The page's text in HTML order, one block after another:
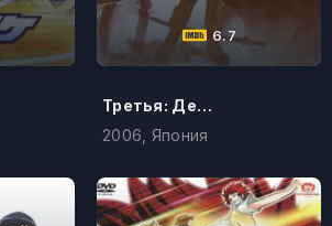
6.7
Третья: Девочка с голубыми глазами
2006, Япония